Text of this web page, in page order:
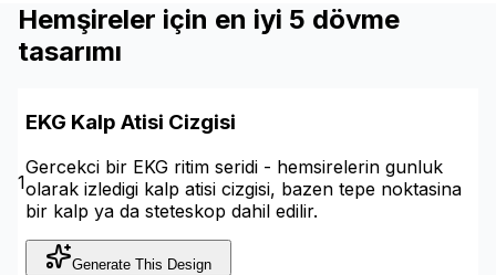
Hemşireler için en iyi 5 dövme
tasarımı
1
EKG Kalp Atisi Cizgisi
Gercekci bir EKG ritim seridi - hemsirelerin gunluk
olarak izledigi kalp atisi cizgisi, bazen tepe noktasina
bir kalp ya da steteskop dahil edilir.
Generate This Design